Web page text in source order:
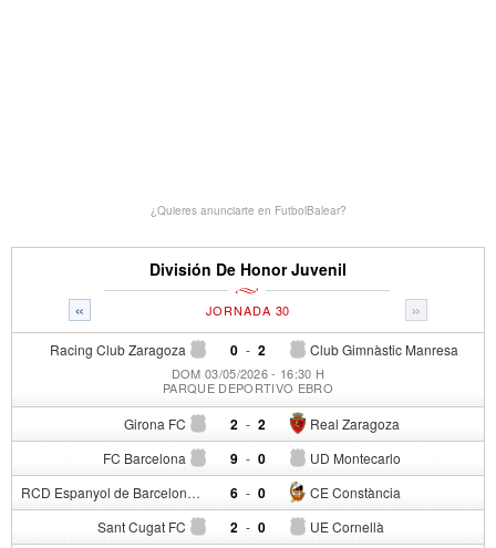
¿Quieres anunciarte en FutbolBalear?
División De Honor Juvenil
« »
JORNADA 30
Racing Club Zaragoza 0 - Club Gimnàstic Manresa
2
DOM 03/05/2026 - 16:30 H
PARQUE DEPORTIVO EBRO
Girona FC 2 - Real Zaragoza
2
FC Barcelona 9 - UD Montecarlo
0
RCD Espanyol de Barcelona 6 - CE Constància
0
Sant Cugat FC 2 - UE Cornellà
0